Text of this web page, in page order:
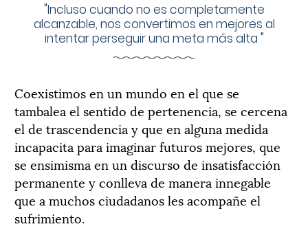
"Incluso cuando no es completamente
alcanzable, nos convertimos en mejores al
intentar perseguir una meta más alta "
Coexistimos en un mundo en el que se
tambalea el sentido de pertenencia, se cercena
el de trascendencia y que en alguna medida
incapacita para imaginar futuros mejores, que
se ensimisma en un discurso de insatisfacción
permanente y conlleva de manera innegable
que a muchos ciudadanos les acompañe el
sufrimiento.